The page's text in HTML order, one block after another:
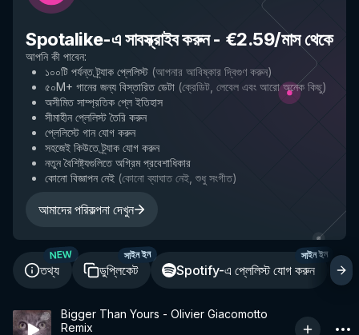
Spotalike-এ সাবস্ক্রাইব করুন- €2.59/মাস থেকে
আপনি কী পাবেন:
১০০টি পর্যন্ত ট্র্যাক প্লেলিস্ট (আপনার আবিষ্কার দ্বিগুণ করুন)
৫০M+ গানের জন্য বিস্তারিত ডেটা (ক্রেডিট, লেবেল এবং আরো অনেক কিছু)
অসীমিত সাম্প্রতিক প্লে ইতিহাস
সীমাহীন প্লেলিস্ট তৈরি করুন
প্লেলিস্টে গান যোগ করুন
সহজেই কিউতে ট্র্যাক যোগ করুন
নতুন বৈশিষ্ট্যগুলিতে অগ্রিম প্রবেশাধিকার
কোনো বিজ্ঞাপন নেই (কোনো ব্যাঘাত নেই, শুধু সংগীত)
আমাদের পরিকল্পনা দেখুন
তথ্য
NEW
ডুপ্লিকেট
সাইন ইন
Spotify-এ প্লেলিস্ট যোগ করুন
সাইন ইন
Bigger Than Yours - Olivier Giacomotto
Remix